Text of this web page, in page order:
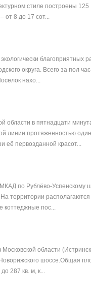
стиле построены 125
от 8 до 17 сот...
благоприятных
округа. Всего за пол
нахо...
области в пятнадцати
линии протяженностью
её первозданной красот...
по Рублёво-Успенскому
территории располагаются
коттеджные пос...
области
шоссе.Общая
287 кв. м, к...